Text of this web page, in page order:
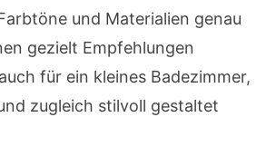
und Materialien genau
gezielt Empfehlungen
für ein kleines Badezimmer,
zugleich stilvoll gestaltet